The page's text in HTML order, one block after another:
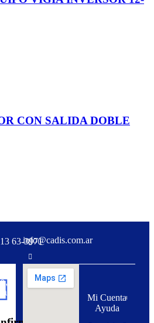
CON SALIDA DOBLE
63‑3971‬
info@cadis.com.ar
Mi Cuenta
Ayuda